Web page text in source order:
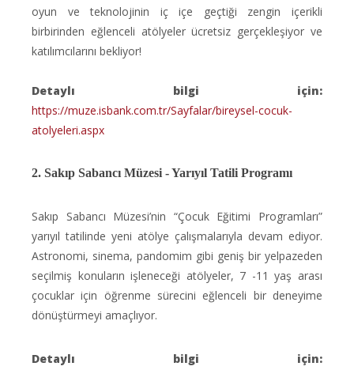
oyun ve teknolojinin iç içe geçtiği zengin içerikli
birbirinden eğlenceli atölyeler ücretsiz gerçekleşiyor ve
katılımcılarını bekliyor!
Detaylı bilgi için:
https://muze.isbank.com.tr/Sayfalar/bireysel-cocuk-
atolyeleri.aspx
2. Sakıp Sabancı Müzesi - Yarıyıl Tatili Programı
​Sakıp Sabancı Müzesi’nin “Çocuk Eğitimi Programları”
yarıyıl tatilinde yeni atölye çalışmalarıyla devam ediyor.
Astronomi, sinema, pandomim gibi geniş bir yelpazeden
seçilmiş konuların işleneceği atölyeler, 7 -11 yaş arası
çocuklar için öğrenme sürecini eğlenceli bir deneyime
dönüştürmeyi amaçlıyor.
Detaylı bilgi için: